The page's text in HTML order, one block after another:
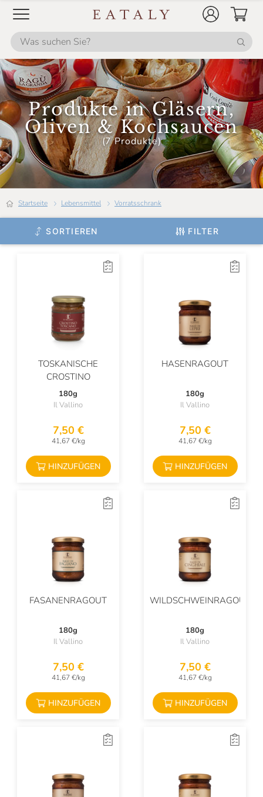
Produkte in Gläsern,
Oliven & Kochsaucen
(7 Produkte)
Startseite Lebensmittel Vorratsschrank
SORTIEREN FILTER
TOSKANISCHE
CROSTINO
180g
Il Vallino
7,50 €
41,67 €/kg
HINZUFÜGEN
HASENRAGOUT
180g
Il Vallino
7,50 €
41,67 €/kg
HINZUFÜGEN
FASANENRAGOUT
180g
Il Vallino
7,50 €
41,67 €/kg
HINZUFÜGEN
WILDSCHWEINRAGOUT
180g
Il Vallino
7,50 €
41,67 €/kg
HINZUFÜGEN